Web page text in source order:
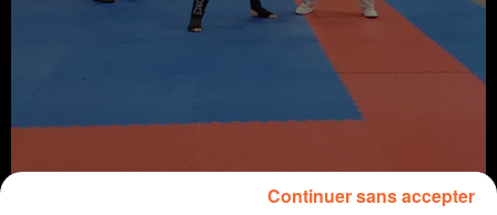
Continuer sans accepter